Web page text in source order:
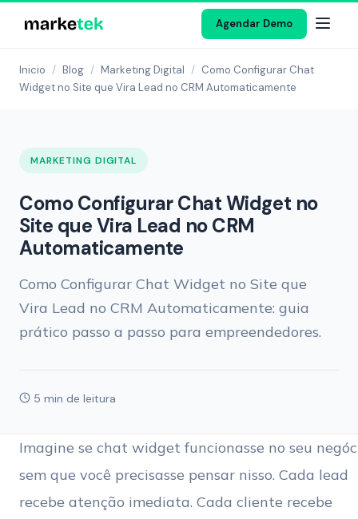
Agendar Demo
Inicio / Blog / Marketing Digital / Como Configurar Chat
Widget no Site que Vira Lead no CRM Automaticamente
MARKETING DIGITAL
Como Configurar Chat Widget no
Site que Vira Lead no CRM
Automaticamente
Como Configurar Chat Widget no Site que
Vira Lead no CRM Automaticamente: guia
prático passo a passo para empreendedores.
5 min de leitura
Imagine se chat widget funcionasse no seu
sem que você precisasse pensar nisso. Cada lead
recebe atenção imediata. Cada cliente recebe